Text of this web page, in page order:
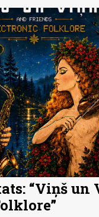
“Viņš un